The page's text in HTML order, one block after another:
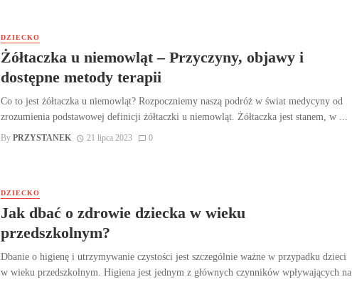
DZIECKO
Żółtaczka u niemowląt – Przyczyny, objawy i
dostępne metody terapii
Co to jest żółtaczka u niemowląt? Rozpoczniemy naszą podróż w świat medycyny od
zrozumienia podstawowej definicji żółtaczki u niemowląt. Żółtaczka jest stanem, w ...
By PRZYSTANEK 21 lipca 2023 0
DZIECKO
Jak dbać o zdrowie dziecka w wieku
przedszkolnym?
Dbanie o higienę i utrzymywanie czystości jest szczególnie ważne w przypadku dzieci
w wieku przedszkolnym. Higiena jest jednym z głównych czynników wpływających na